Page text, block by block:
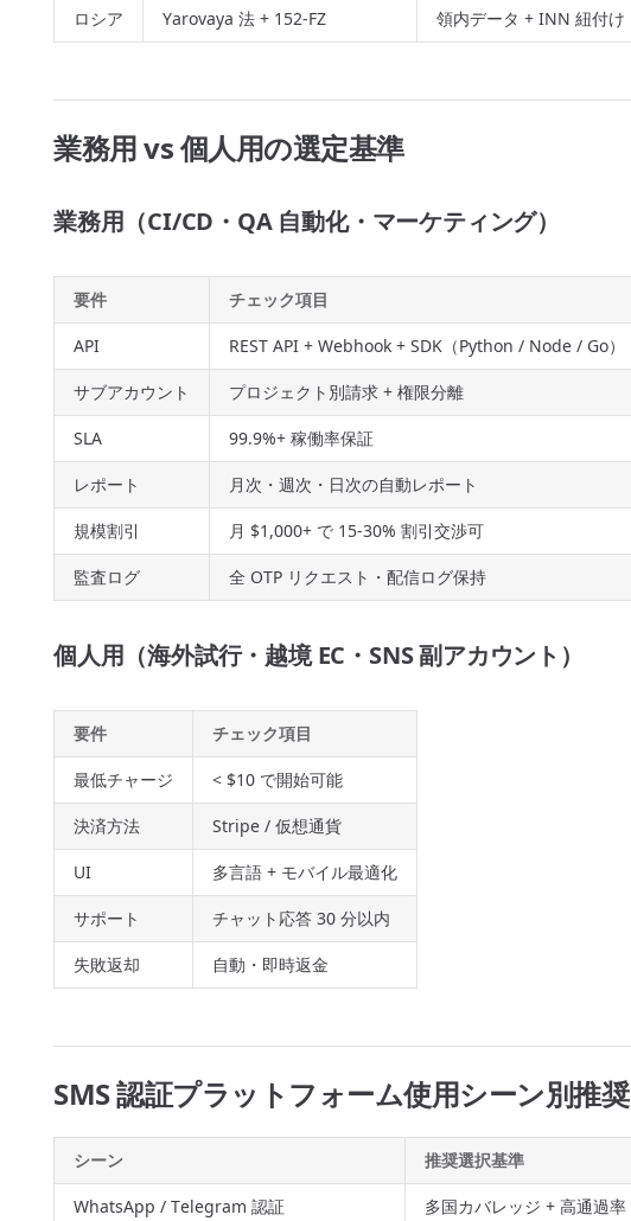
ロシア Yarovaya 法 + 152-FZ 領内データ + INN 紐付け
業務用 vs 個人用の選定基準
業務用（CI/CD・QA 自動化・マーケティング）
要件 チェック項目
API REST API + Webhook + SDK（Python / Node / Go）
サブアカウント プロジェクト別請求 + 権限分離
SLA 99.9%+ 稼働率保証
レポート 月次・週次・日次の自動レポート
規模割引 月 $1,000+ で 15-30% 割引交渉可
監査ログ 全 OTP リクエスト・配信ログ保持
個人用（海外試行・越境 EC・SNS 副アカウント）
要件 チェック項目
最低チャージ < $10 で開始可能
決済方法 Stripe / 仮想通貨
UI 多言語 + モバイル最適化
サポート チャット応答 30 分以内
失敗返却 自動・即時返金
SMS 認証プラットフォーム使用シーン別推奨
シーン 推奨選択基準
WhatsApp / Telegram 認証 多国カバレッジ + 高通過率